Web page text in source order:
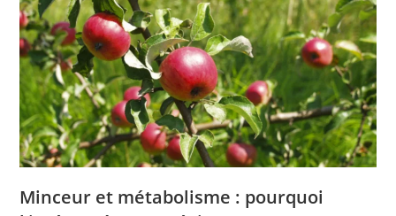
Minceur et métabolisme : pourquoi